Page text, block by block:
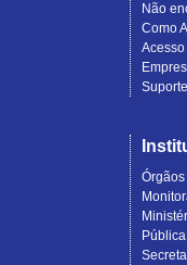
Não
Como
Suporte
Pública